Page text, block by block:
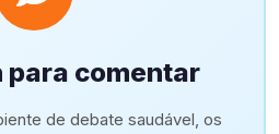
para comentar
de debate saudável, os